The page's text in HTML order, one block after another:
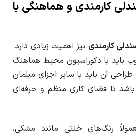
کارمندی و هماهنگی با
کارمندی نیز اهمیت زیادی دارد.
باید با دکوراسیون محیط هماهنگ
آن باید با سایر اجزای مبلمان
باشد تا فضای کاری منظم و حرفه‌ای
رنگ‌های خنثی مانند مشکی،